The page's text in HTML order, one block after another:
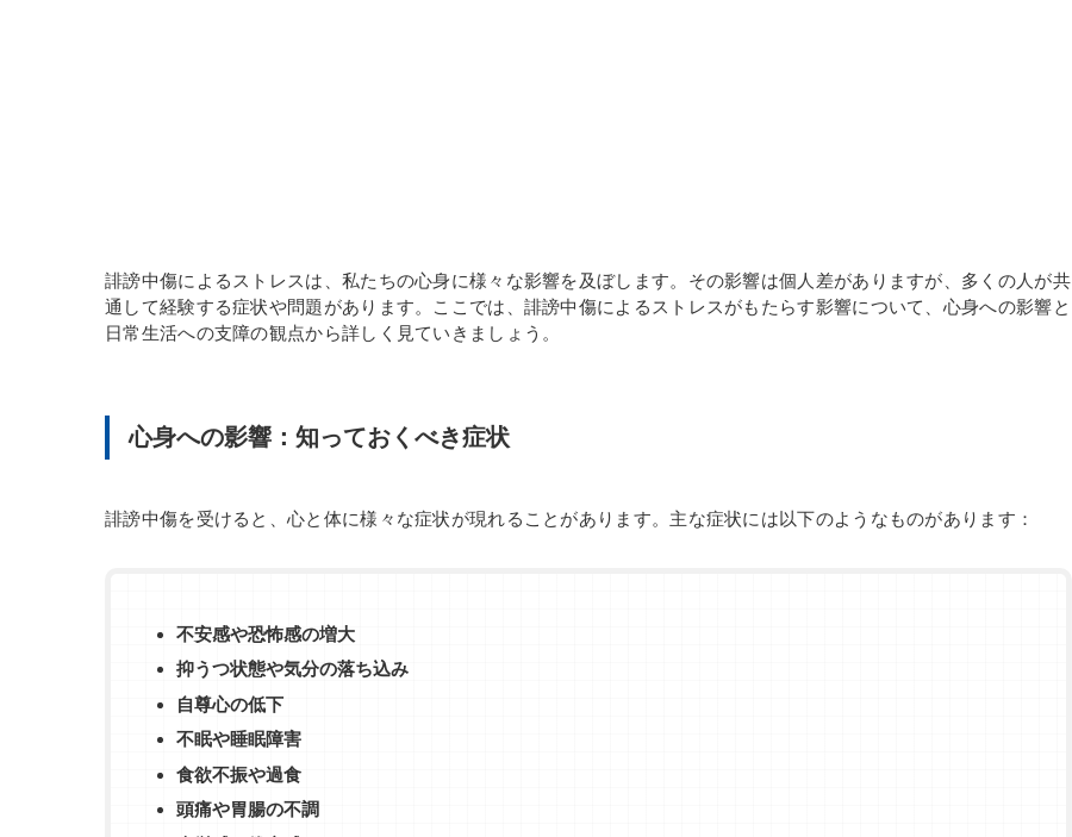
誹謗中傷によるストレスは、私たちの心身に様々な影響を及ぼします。その影響は個人差がありますが、多くの人が共
通して経験する症状や問題があります。ここでは、誹謗中傷によるストレスがもたらす影響について、心身への影響と
日常生活への支障の観点から詳しく見ていきましょう。
心身への影響：知っておくべき症状
誹謗中傷を受けると、心と体に様々な症状が現れることがあります。主な症状には以下のようなものがあります：
不安感や恐怖感の増大
抑うつ状態や気分の落ち込み
自尊心の低下
不眠や睡眠障害
食欲不振や過食
頭痛や胃腸の不調